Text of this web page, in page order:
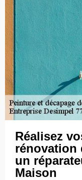
Réalisez
rénovation
un
Maison